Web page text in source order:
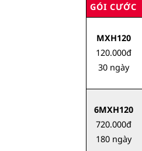
GÓI CƯỚC
MXH120
120.000đ
30 ngày
6MXH120
720.000đ
180 ngày